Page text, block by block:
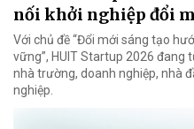
nối khởi nghiệp đổi
Với chủ đề “Đổi mới sáng tạo
vững”, HUIT Startup 2026
nhà trường, doanh nghiệp, nhà
nghiệp.